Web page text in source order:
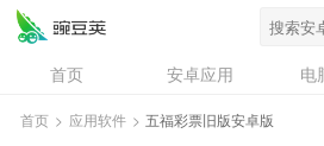
首页 安卓应用 电
资讯
专题
首页 > 应用软件 > 五福彩票旧版安卓版